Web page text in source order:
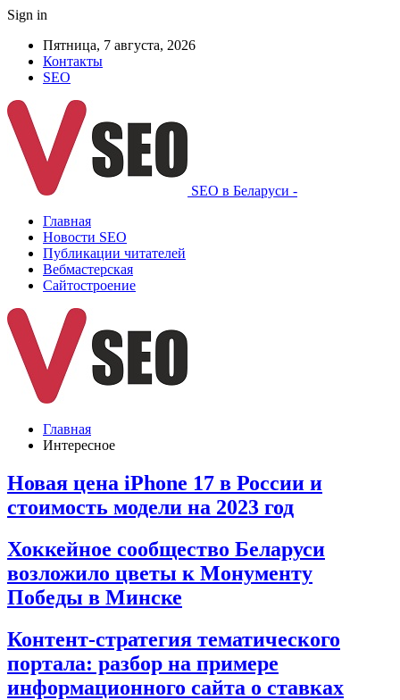
Sign in
Пятница, 7 августа, 2026
Контакты
SEO
SEO в Беларуси -
Главная
Новости SEO
Публикации читателей
Вебмастерская
Сайтостроение
Главная
Интересное
Новая цена iPhone 17 в России и
стоимость модели на 2023 год
Хоккейное сообщество Беларуси
возложило цветы к Монументу
Победы в Минске
Контент-стратегия тематического
портала: разбор на примере
информационного сайта о ставках